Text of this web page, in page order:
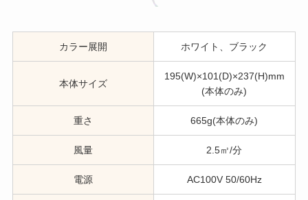
カラー展開 ホワイト、ブラック
本体サイズ
195(W)×101(D)×237(H)mm
(本体のみ)
重さ 665g(本体のみ)
風量 2.5㎥/分
電源 AC100V 50/60Hz